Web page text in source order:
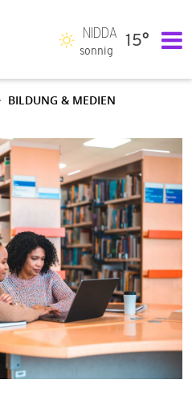
NIDDA
sonnig
15°
BILDUNG & MEDIEN